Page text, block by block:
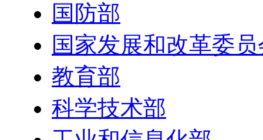
国防部
国家发展和改革委
教育部
科学技术部